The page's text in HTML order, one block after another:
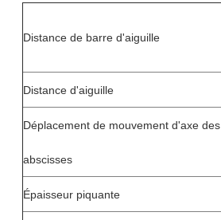
Distance de barre d'aiguille
Distance d'aiguille
Déplacement de mouvement d'axe des
abscisses
Épaisseur piquante